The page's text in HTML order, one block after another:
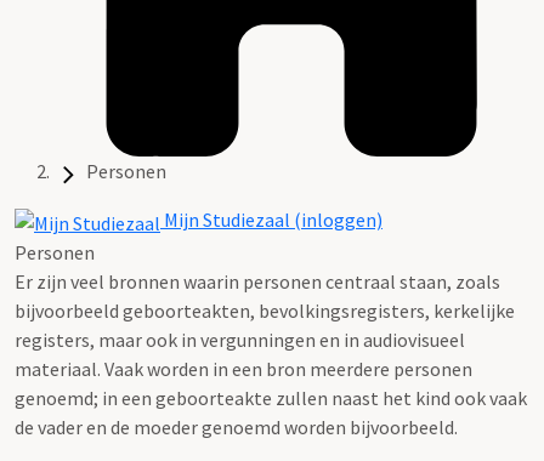
Personen
Mijn Studiezaal (inloggen)
Personen
Er zijn veel bronnen waarin personen centraal staan, zoals
bijvoorbeeld geboorteakten, bevolkingsregisters, kerkelijke
registers, maar ook in vergunningen en in audiovisueel
materiaal. Vaak worden in een bron meerdere personen
genoemd; in een geboorteakte zullen naast het kind ook vaak
de vader en de moeder genoemd worden bijvoorbeeld.